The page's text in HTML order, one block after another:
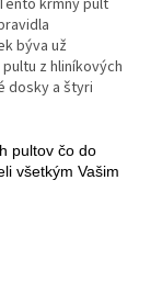
kŕmny pult
býva už
z hliníkových
dosky a štyri
pultov čo do
všetkým Vašim